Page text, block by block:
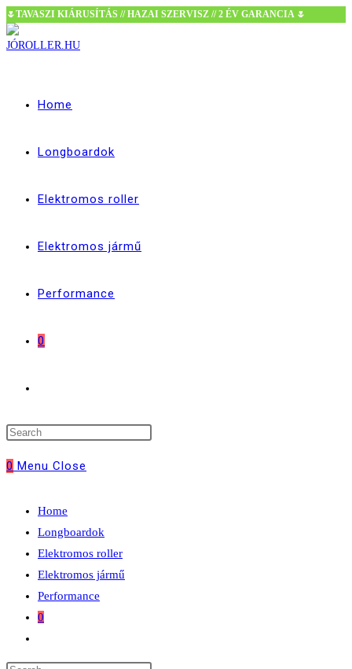
Skip
to
🌷TAVASZI KIÁRUSÍTÁS // HAZAI SZERVISZ // 2 ÉV GARANCIA 🌷
Home
Longboardok
Elektromos roller
Elektromos jármű
Performance
0
website
0 Menu Close
Home
Longboardok
Elektromos roller
Elektromos jármű
Performance
0